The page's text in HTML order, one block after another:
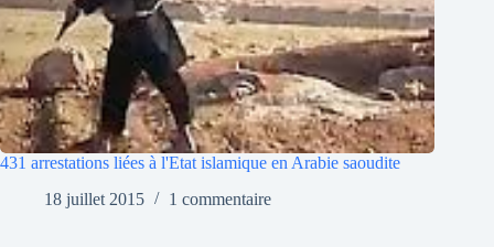
431 arrestations liées à l'Etat islamique en Arabie saoudite
18 juillet 2015
1 commentaire